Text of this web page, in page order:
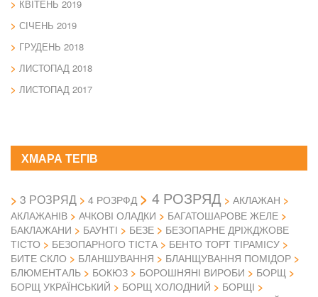
КВІТЕНЬ 2019
СІЧЕНЬ 2019
ГРУДЕНЬ 2018
ЛИСТОПАД 2018
ЛИСТОПАД 2017
ХМАРА ТЕГІВ
3 РОЗРЯД 4 РОЗРФД 4 РОЗРЯД
АКЛАЖАН
АКЛАЖАНІВ
АЧКОВІ ОЛАДКИ
БАГАТОШАРОВЕ ЖЕЛЕ
БАКЛАЖАНИ
БАУНТІ БЕЗЕ
БЕЗОПАРНЕ ДРІЖДЖОВЕ
ТІСТО
БЕЗОПАРНОГО ТІСТА
БЕНТО ТОРТ ТІРАМІСУ
БИТЕ СКЛО
БЛАНШУВАННЯ
БЛАНЩУВАННЯ ПОМІДОР
БЛЮМЕНТАЛЬ
БОКЮЗ БОРОШНЯНІ ВИРОБИ
БОРЩ
БОРЩ УКРАЇНСЬКИЙ
БОРЩ ХОЛОДНИЙ
БОРЩІ